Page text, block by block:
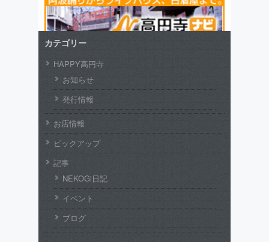
カテゴリー
HAPPY高円寺
お知らせ
発行情報
お店情報
ピックアップ
記事
NEKOGi日記
イベント
ブログ